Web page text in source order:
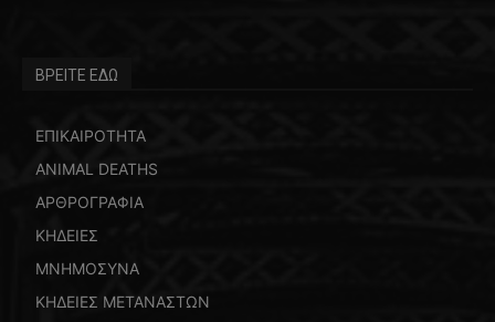
ΒΡΕΙΤΕ ΕΔΩ
ΕΠΙΚΑΙΡΟΤΗΤΑ
ANIMAL DEATHS
ΑΡΘΡΟΓΡΑΦΙΑ
ΚΗΔΕΙΕΣ
ΜΝΗΜΟΣΥΝΑ
ΚΗΔΕΙΕΣ ΜΕΤΑΝΑΣΤΩΝ